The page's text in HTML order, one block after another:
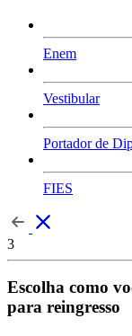
Enem
Vestibular
Portador de
FIES
3
Escolha como
para reingresso